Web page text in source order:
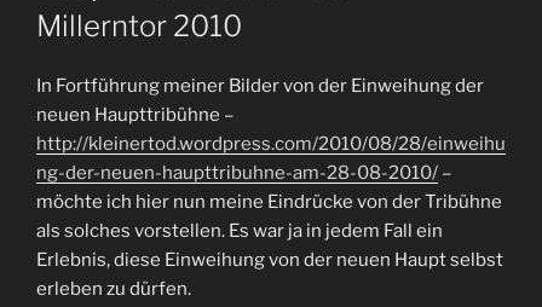
Millerntor 2010
In Fortführung meiner Bilder von der Einweihung der
neuen Haupttribühne –
http://kleinertod.wordpress.com/2010/08/28/einweihu
ng-der-neuen-haupttribuhne-am-28-08-2010/ –
möchte ich hier nun meine Eindrücke von der Tribühne
als solches vorstellen. Es war ja in jedem Fall ein
Erlebnis, diese Einweihung von der neuen Haupt selbst
erleben zu dürfen.